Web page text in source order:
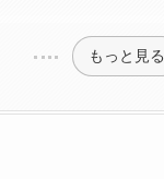
もっと見る